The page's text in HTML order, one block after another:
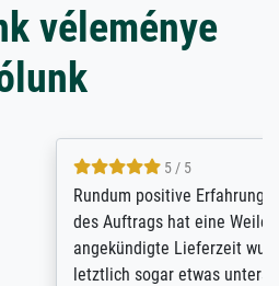
véleménye
Die Ausführung
Weile gedauert, die
wurde aber
unterschritten. Die